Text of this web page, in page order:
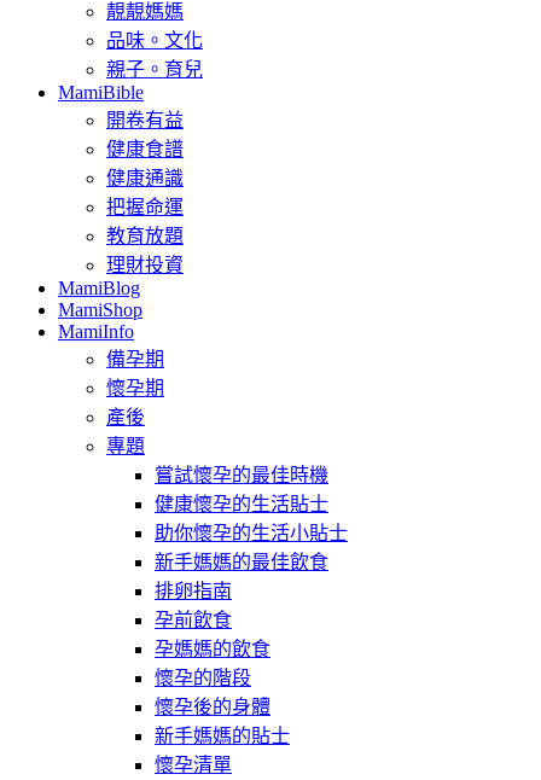
靚靚媽媽
品味。文化
親子。育兒
MamiBible
開卷有益
健康食譜
健康通識
把握命運
教育放題
理財投資
MamiBlog
MamiShop
MamiInfo
備孕期
懷孕期
產後
專題
嘗試懷孕的最佳時機
健康懷孕的生活貼士
助你懷孕的生活小貼士
新手媽媽的最佳飲食
排卵指南
孕前飲食
孕媽媽的飲食
懷孕的階段
懷孕後的身體
新手媽媽的貼士
懷孕清單